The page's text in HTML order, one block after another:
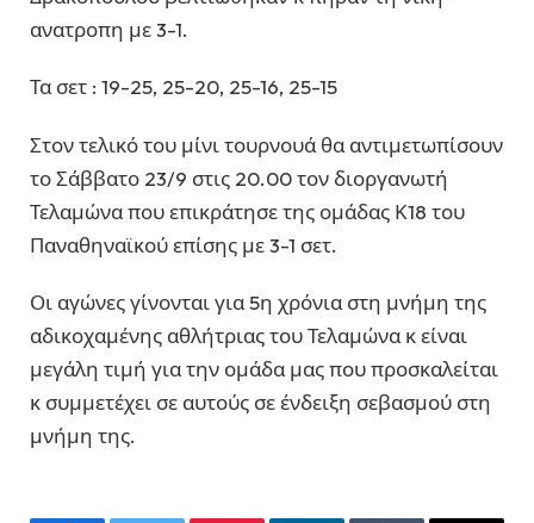
ανατροπη με 3-1.
Τα σετ : 19-25, 25-20, 25-16, 25-15
Στον τελικό του μίνι τουρνουά θα αντιμετωπίσουν
το Σάββατο 23/9 στις 20.00 τον διοργανωτή
Τελαμώνα που επικράτησε της ομάδας Κ18 του
Παναθηναϊκού επίσης με 3-1 σετ.
Οι αγώνες γίνονται για 5η χρόνια στη μνήμη της
αδικοχαμένης αθλήτριας του Τελαμώνα κ είναι
μεγάλη τιμή για την ομάδα μας που προσκαλείται
κ συμμετέχει σε αυτούς σε ένδειξη σεβασμού στη
μνήμη της.